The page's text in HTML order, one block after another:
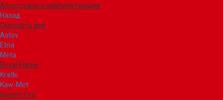
Аксессуары и комплектующие
Назад
Смотреть все
Astov
Etna
Meta
Royal Flame
Kratki
Kaw-Met
Glamm Fire